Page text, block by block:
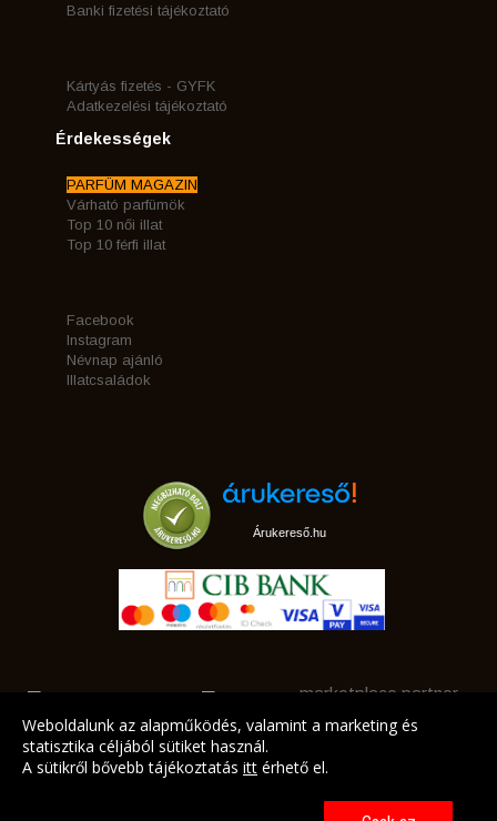
Banki fizetési tájékoztató
Kártyás fizetés - GYFK
Adatkezelési tájékoztató
Érdekességek
PARFÜM MAGAZIN
Várható parfümök
Top 10 női illat
Top 10 férfi illat
Facebook
Instagram
Névnap ajánló
Illatcsaládok
Árukereső.hu
marketplace partner
Weboldalunk az alapműködés, valamint a marketing és
statisztika céljából sütiket használ.
A sütikről bővebb tájékoztatás itt érhető el.